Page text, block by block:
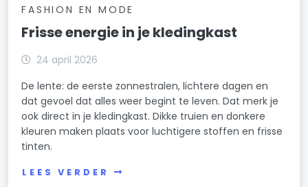
FASHION EN MODE
Frisse energie in je kledingkast
24 april 2026
De lente: de eerste zonnestralen, lichtere dagen en
dat gevoel dat alles weer begint te leven. Dat merk je
ook direct in je kledingkast. Dikke truien en donkere
kleuren maken plaats voor luchtigere stoffen en frisse
tinten.
LEES VERDER